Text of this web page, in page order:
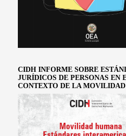
CIDH INFORME SOBRE
JURÍDICOS DE PERSONAS EN
CONTEXTO DE LA